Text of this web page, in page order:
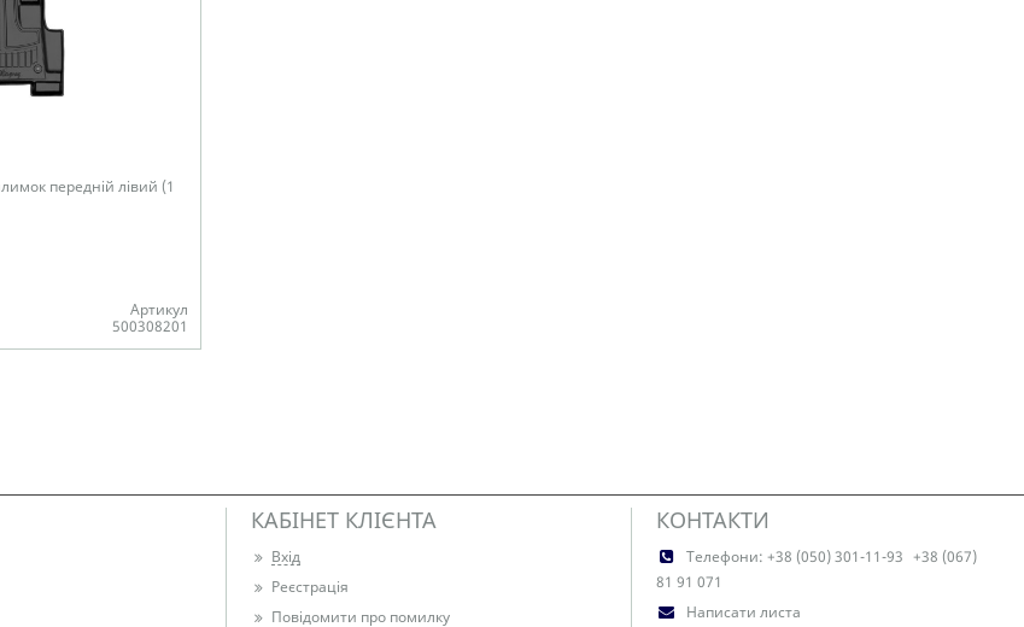
передній лівий (1
Артикул
500308201
КАБІНЕТ КЛІЄНТА
Вхід
Реєстрація
Повідомити про помилку
КОНТАКТИ
Телефони: +38 (050) 301-11-93 +38 (067)
81 91 071
Написати листа